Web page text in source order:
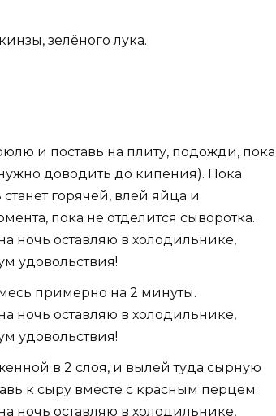
зелёного лука.
и поставь на плиту, подожди, пока
доводить до кипения). Пока
горячей, влей яйца и
пока не отделится сыворотка.
примерно на 2 минуты.
в 2 слоя, и вылей туда сырную
к сыру вместе с красным перцем.